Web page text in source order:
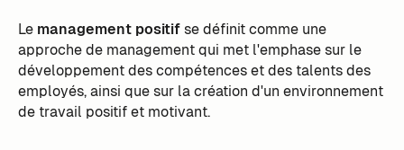
Le management positifse définit comme une
approche de management qui met l'emphase sur le
développement des compétences et des talents des
employés, ainsi que sur la création d'un environnement
de travail positif et motivant.